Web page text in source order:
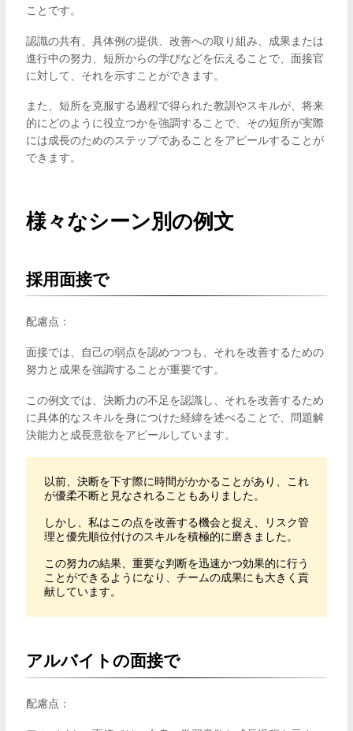
ことです。
認識の共有、具体例の提供、改善への取り組み、成果または
進行中の努力、短所からの学びなどを伝えることで、面接官
に対して、それを示すことができます。
また、短所を克服する過程で得られた教訓やスキルが、将来
的にどのように役立つかを強調することで、その短所が実際
には成長のためのステップであることをアピールすることが
できます。
様々なシーン別の例文
採用面接で
配慮点：
面接では、自己の弱点を認めつつも、それを改善するための
努力と成果を強調することが重要です。
この例文では、決断力の不足を認識し、それを改善するため
に具体的なスキルを身につけた経緯を述べることで、問題解
決能力と成長意欲をアピールしています。
以前、決断を下す際に時間がかかることがあり、これ
が優柔不断と見なされることもありました。
しかし、私はこの点を改善する機会と捉え、リスク管
理と優先順位付けのスキルを積極的に磨きました。
この努力の結果、重要な判断を迅速かつ効果的に行う
ことができるようになり、チームの成果にも大きく貢
献しています。
アルバイトの面接で
配慮点：